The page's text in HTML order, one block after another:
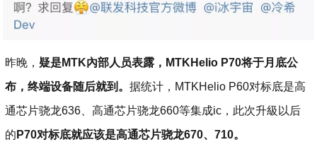
昨晚， 疑是MTK內部人员表露，MTKHelio P70将于月底公
布，终端设备随后就到。据统计，MTKHelio P60对标底是高
通芯片骁龙636、高通芯片骁龙660等集成ic，此次升級以后
的 P70对标底就应该是高通芯片骁龙670、710。